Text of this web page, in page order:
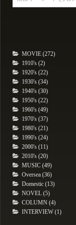
MOVIE (272)
1910's (2)
1920's (22)
1930's (34)
1940's (30)
1950's (22)
1960's (49)
1970's (37)
1980's (21)
1990's (24)
2000's (11)
2010's (20)
MUSIC (49)
Oversea (36)
Domestic (13)
NOVEL (5)
COLUMN (4)
INTERVIEW (1)